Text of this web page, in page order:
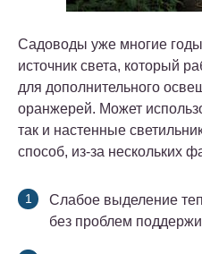
Садоводы уже многие
источник света, который
для дополнительного
оранжерей. Может
так и настенные
способ, из-за нескольких
Слабое выделение
без проблем